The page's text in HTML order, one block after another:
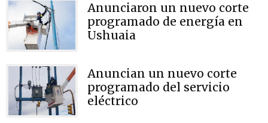
Anunciaron un nuevo corte
programado de energía en
Ushuaia
Anuncian un nuevo corte
programado del servicio
eléctrico